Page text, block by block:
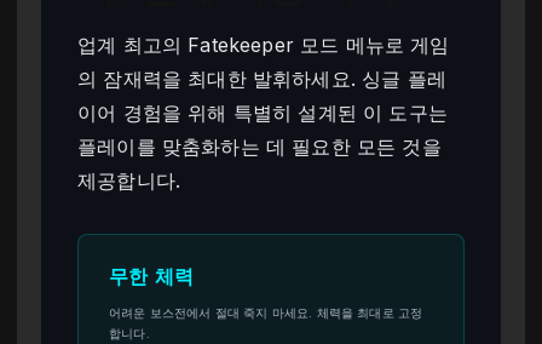
업계 최고의 Fatekeeper 모드 메뉴로 게임
의 잠재력을 최대한 발휘하세요. 싱글 플레
이어 경험을 위해 특별히 설계된 이 도구는
플레이를 맞춤화하는 데 필요한 모든 것을
제공합니다.
무한 체력
어려운 보스전에서 절대 죽지 마세요. 체력을 최대로 고정
합니다.